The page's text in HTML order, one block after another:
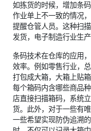
如拣货的时候，增加条
作业单上不一致的情况
提醒仓管人员。这种扫
发货，电子制造行业生
条码技术在仓库的应用
效率。例如零售行业，
打包成大箱，大箱上贴
每个箱码内含哪些商品
店直接扫描箱码，系统
货。此外，对于一些有
一些希望实现防伪追溯